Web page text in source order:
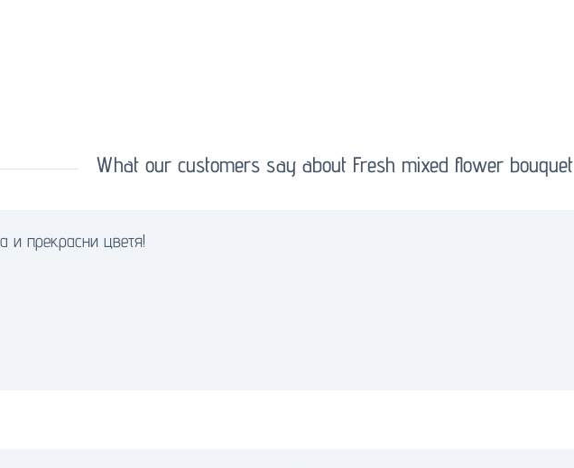
What our customers say about Fresh mixed flower bouquet
и прекрасни цветя!